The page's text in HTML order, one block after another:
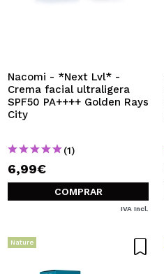
Nacomi - *Next Lvl* -
Crema facial ultraligera
SPF50 PA++++ Golden Rays
City
(1)
6,99€
COMPRAR
IVA Incl.
Nature